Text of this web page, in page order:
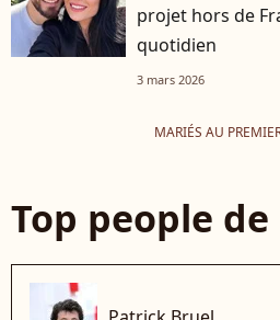
projet hors de
quotidien
3 mars 2026
MARIÉS AU
Top people